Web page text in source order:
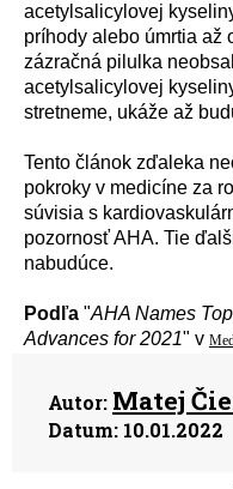
acetylsalicylovej
príhody alebo úmrtia až
zázračná pilulka
acetylsalicylovej
stretneme, ukáže až bud
Tento čl ánok zďaleka
pokroky v medicíne za
súvisia s kardiovaskul á
pozornosť AHA. Tie
nabudúce.
Podľa "AHA Names
Advances for 2021" v
Autor: Matej
Datum: 10.01.2022